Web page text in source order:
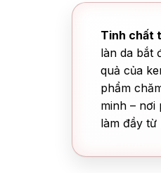
Tinh chất
làn da bắt
quả của
phẩm
minh – nơi
làm đầy từ